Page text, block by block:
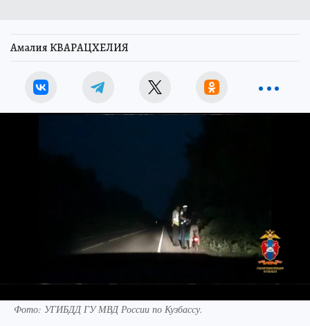
Амалия КВАРАЦХЕЛИЯ
Фото: УГИБДД ГУ МВД России по Кузбассу.